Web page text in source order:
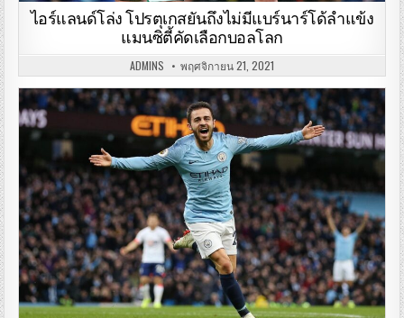
ไอร์แลนด์โล่ง โปรตุเกสยันถึงไม่มีแบร์นาร์โด้ลำแข้ง
แมนซิตี้คัดเลือกบอลโลก
ADMINS พฤศจิกายน 21, 2021